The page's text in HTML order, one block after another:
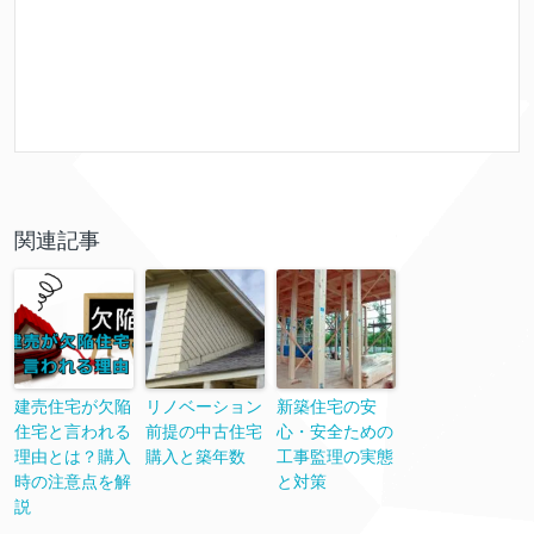
関連記事
建売住宅が欠陥
住宅と言われる
理由とは？購入
時の注意点を解
説
リノベーション
前提の中古住宅
購入と築年数
新築住宅の安
心・安全ための
工事監理の実態
と対策